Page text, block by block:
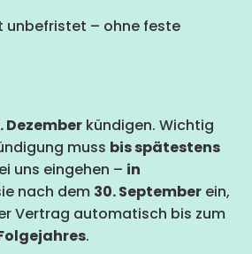
unbefristet – ohne feste
Dezember kündigen. Wichtig
muss bis spätestens
uns eingehen – in
nach dem 30. September ein,
Vertrag automatisch bis zum
.